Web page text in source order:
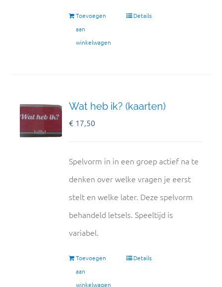
Toevoegen
aan
winkelwagen
Details
Wat heb ik? (kaarten)
€ 17,50
Spelvorm in in een groep actief na te
denken over welke vragen je eerst
stelt en welke later. Deze spelvorm
behandeld letsels. Speeltijd is
variabel.
Toevoegen
aan
winkelwagen
Details